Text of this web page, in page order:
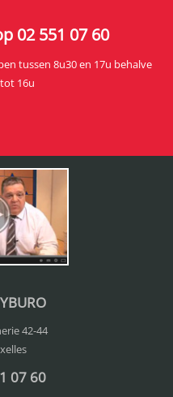
02 551 07 60
tussen 8u30 en 17u behalve
16u
42-44
07 60